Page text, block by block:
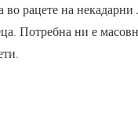
во рацете на некадарни
Потребна ни е